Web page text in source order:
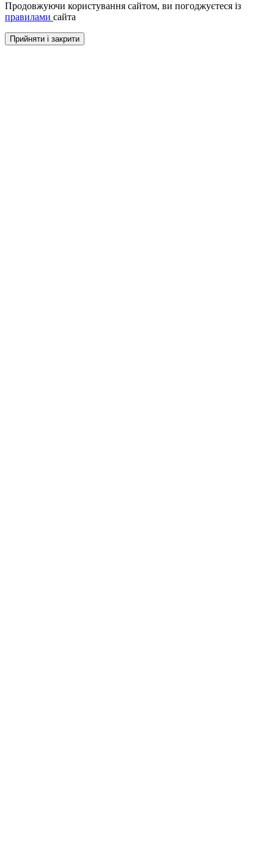
Продовжуючи користування сайтом, ви погоджуєтеся із
правилами сайта
Прийняти і закрити